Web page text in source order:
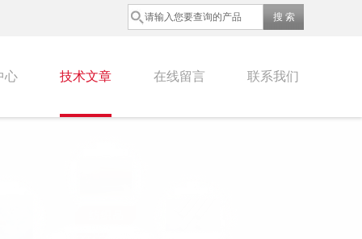
心 技术文章 在线留言 联系我们